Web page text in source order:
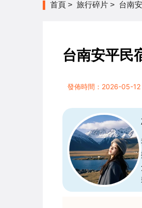
首頁 > 旅行碎片 > 台南
台南安平民
發佈時間：2026-05-12